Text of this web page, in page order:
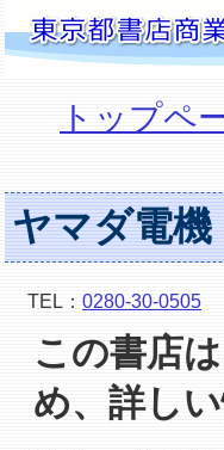
トップペ
ヤマダ電
TEL： 0280-30-0505
この書店
め、詳し